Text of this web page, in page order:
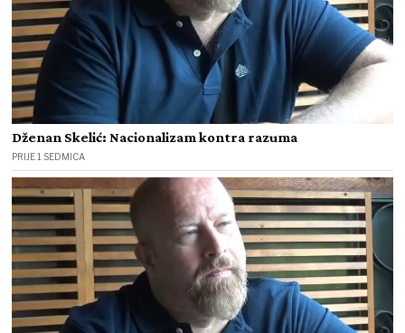
Dženan Skelić: Nacionalizam kontra razuma
PRIJE 1 SEDMICA